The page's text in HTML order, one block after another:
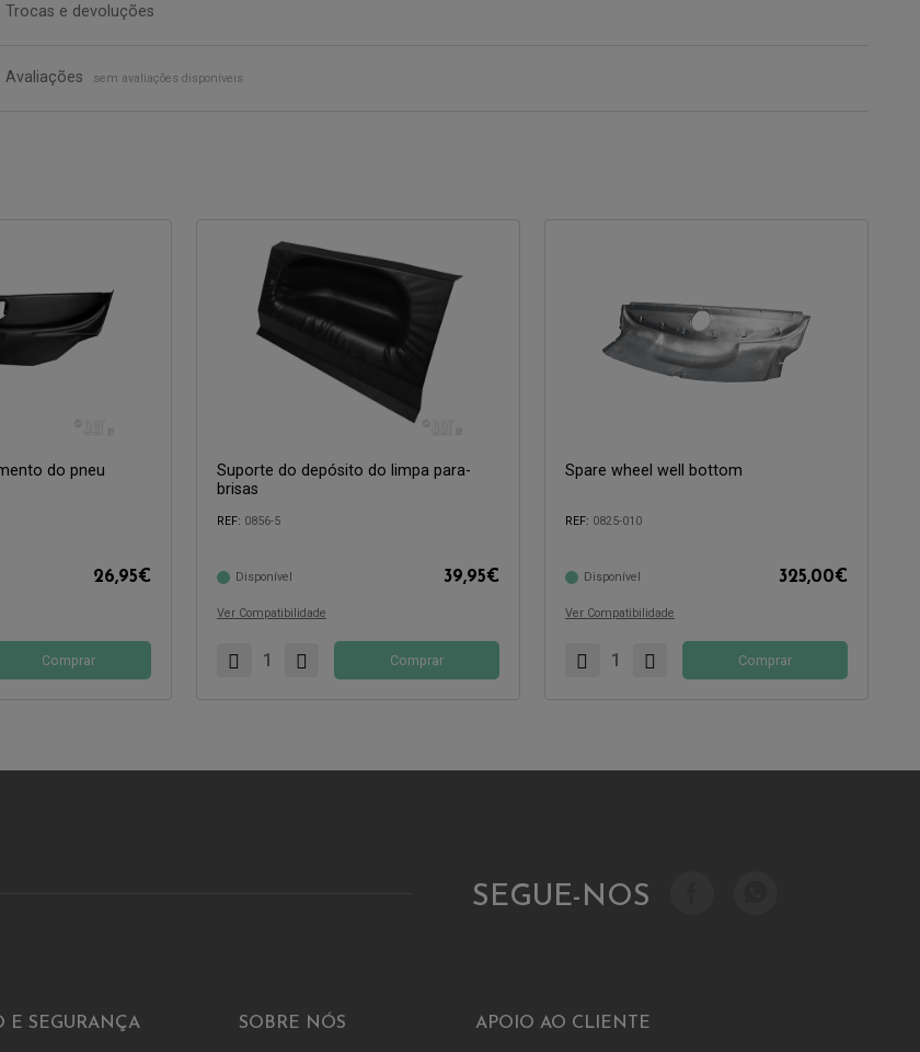
Trocas e devoluções
Avaliações sem avaliações disponíveis
do pneu
26,95€
Comprar
Suporte do depósito do limpa para-
brisas
REF: 0856-5
Disponível 39,95€
Ver Compatibilidade
Comprar
Spare wheel well bottom
REF: 0825-010
Disponível 325,00€
Ver Compatibilidade
Compatível com:
Comprar
SEGUE-NOS
E SEGURANÇA SOBRE NÓS APOIO AO CLIENTE